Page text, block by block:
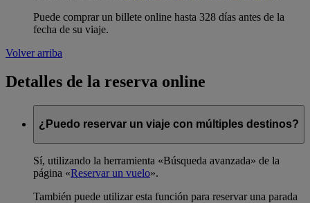
Puede comprar un billete online hasta 328 días antes de la
fecha de su viaje.
Volver arriba
Detalles de la reserva online
¿Puedo reservar un viaje con múltiples destinos?
Sí, utilizando la herramienta «Búsqueda avanzada» de la
página «Reservar un vuelo».
También puede utilizar esta función para reservar una parada